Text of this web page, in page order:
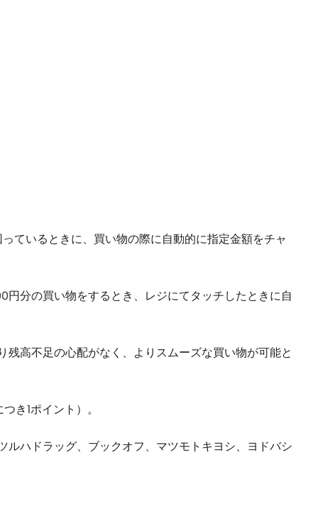
ているときに、買い物の際に自動的に指定金額をチャ
分の買い物をするとき、レジにてタッチしたときに自
高不足の心配がなく、よりスムーズな買い物が可能と
き1ポイント）。
ルハドラッグ、ブックオフ、マツモトキヨシ、ヨドバシ